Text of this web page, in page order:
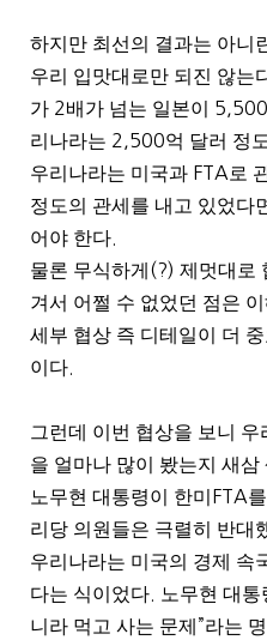
하지만 최선의 결과는 아니
우리 입맛대로만 되진 않는
가 2배가 넘는 일본이 5,500
리나라는 2,500억 달러 정
우리나라는 미국과 FTA로
정도의 관세를 내고 있었다
어야 한다
물론 무식하게 (?) 제멋대로
겨서 어쩔 수 없었던 점은
세부 협상 즉 디테일이 더
이다
그런데 이번 협상을 보니 우
을 얼마나 많이 봤는지 새삼
노무현 대통령이 한미 FTA
리당 의원들은 극렬히 반대
우리나라는 미국의 경제 속
다는 식이었다
노무현 대통
니라 먹고 사는 문제 ”라는